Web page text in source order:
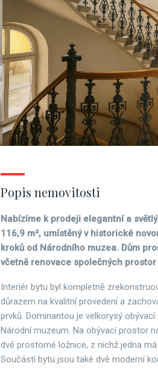
Popis nemovitosti
Nabízíme k prodeji elegantní a
116,9 m², umístěný v historické
kroků od Národního muzea. Dům
včetně renovace společných
Interiér bytu byl kompletně
důrazem na kvalitní provedení a
prvků. Dominantou je velkorysý
Národní muzeum. Na obývací prostor
dvě prostorné ložnice, z nichž jedna
Součástí bytu jsou také dvě moderní